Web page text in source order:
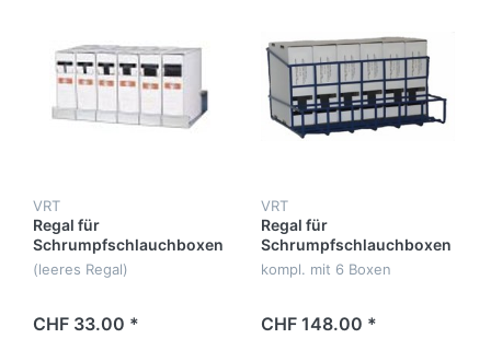
VRT
Regal für
Schrumpfschlauchboxen
(leeres Regal)
CHF 33.00 *
VRT
Regal für
Schrumpfschlauchboxen
kompl. mit 6 Boxen
CHF 148.00 *